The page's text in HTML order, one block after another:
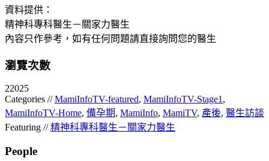
資料提供：
精神科專科醫生－關家力醫生
內容只作參考，如有任何問題請直接詢問您的醫生
瀏覽次數
22025
Categories //MamiInfoTV-featured, MamiInfoTV-Stage1 ,
MamiInfoTV-Home, 備孕期, MamiInfo, MamiTV, 產後, 醫生訪談
Featuring //精神科專科醫生－關家力醫生
People